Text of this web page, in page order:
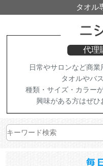
タオル
代理
日常やサロンなど商業
タオルやバス
種類・サイズ・カラーが
興味がある方はぜひ